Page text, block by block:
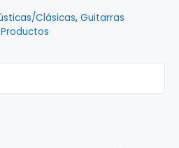
Clásicas, Guitarras